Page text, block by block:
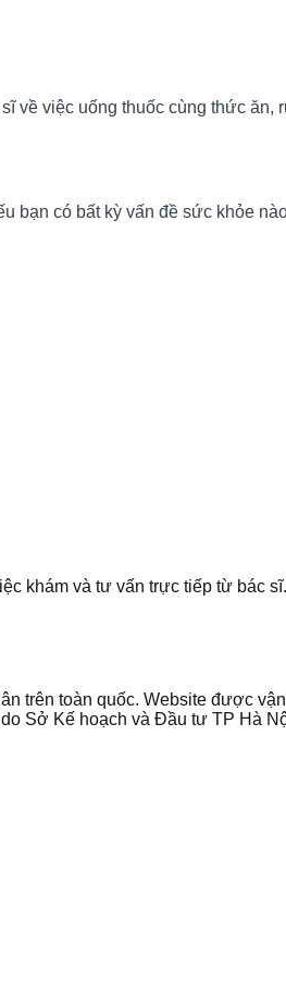
về việc uống thuốc cùng thức ăn,
bạn có bất kỳ vấn đề sức khỏe
khám và tư vấn trực tiếp từ bác
trên toàn quốc. Website được
Sở Kế hoạch và Đầu tư TP Hà